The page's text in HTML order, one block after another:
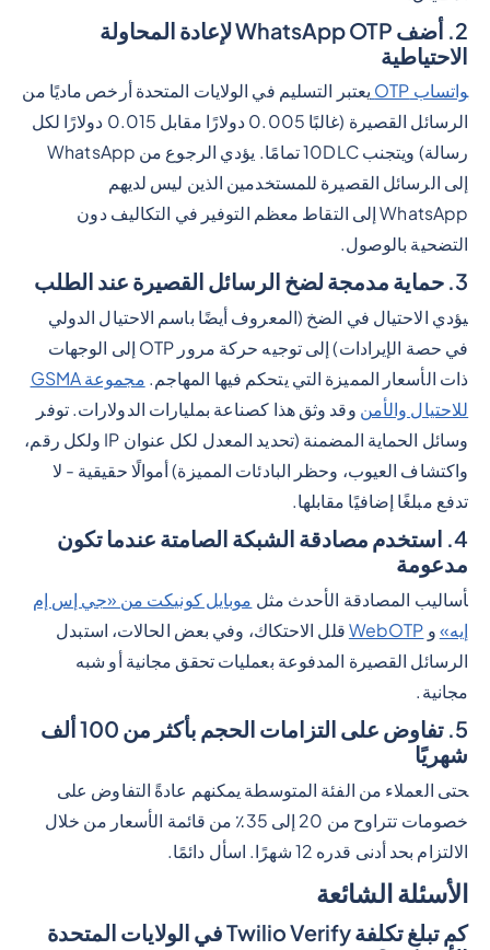
2. أضف WhatsApp OTP لإعادة المحاولة
الاحتياطية
واتساب OTP
يعتبر التسليم في الولايات المتحدة أرخص ماديًا من
الرسائل القصيرة (غالبًا 0.005 دولارًا مقابل 0.015 دولارًا لكل
رسالة) ويتجنب 10DLC تمامًا. يؤدي الرجوع من WhatsApp
إلى الرسائل القصيرة للمستخدمين الذين ليس لديهم
WhatsApp إلى التقاط معظم التوفير في التكاليف دون
التضحية بالوصول.
3. حماية مدمجة لضخ الرسائل القصيرة عند الطلب
يؤدي الاحتيال في الضخ (المعروف أيضًا باسم الاحتيال الدولي
في حصة الإيرادات) إلى توجيه حركة مرور OTP إلى الوجهات
ذات الأسعار المميزة التي يتحكم فيها المهاجم.
مجموعة GSMA
للاحتيال والأمن وقد وثق هذا كصناعة بمليارات الدولارات. توفر
وسائل الحماية المضمنة (تحديد المعدل لكل عنوان IP ولكل رقم،
واكتشاف العيوب، وحظر البادئات المميزة) أموالًا حقيقية - لا
تدفع مبلغًا إضافيًا مقابلها.
4. استخدم مصادقة الشبكة الصامتة عندما تكون
مدعومة
أساليب المصادقة الأحدث مثل موبايل كونيكت من «جي إس إم
إيه» و WebOTP قلل الاحتكاك، وفي بعض الحالات، استبدل
الرسائل القصيرة المدفوعة بعمليات تحقق مجانية أو شبه
مجانية.
5. تفاوض على التزامات الحجم بأكثر من 100 ألف
شهريًا
حتى العملاء من الفئة المتوسطة يمكنهم عادةً التفاوض على
خصومات تتراوح من 20 إلى 35٪ من قائمة الأسعار من خلال
الالتزام بحد أدنى قدره 12 شهرًا. اسأل دائمًا.
الأسئلة الشائعة
كم تبلغ تكلفة Twilio Verify في الولايات المتحدة